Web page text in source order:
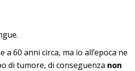
60 anni circa, ma io all’epoca ne
di tumore, di conseguenza non